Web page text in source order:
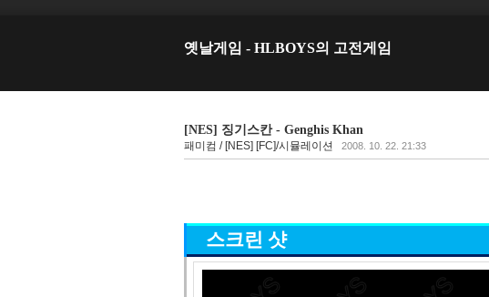
옛날게임 - HLBOYS의 고전게임
[NES] 징기스칸 - Genghis Khan
패미컴 / [NES] [FC]/시뮬레이션 2008. 10. 22. 21:33
스크린 샷